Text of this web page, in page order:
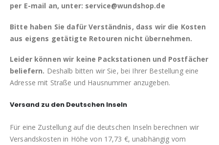
per E-mail an, unter: service@wundshop.de
Bitte haben Sie dafür Verständnis, dass wir die Kosten
aus eigens getätigte Retouren nicht übernehmen.
Leider können wir keine Packstationen und Postfächer
beliefern. Deshalb bitten wir Sie, bei Ihrer Bestellung eine
Adresse mit Straße und Hausnummer anzugeben.
Versand zu den Deutschen Inseln
Für eine Zustellung auf die deutschen Inseln berechnen wir
Versandskosten in Höhe von 17,73 €, unabhängig vom